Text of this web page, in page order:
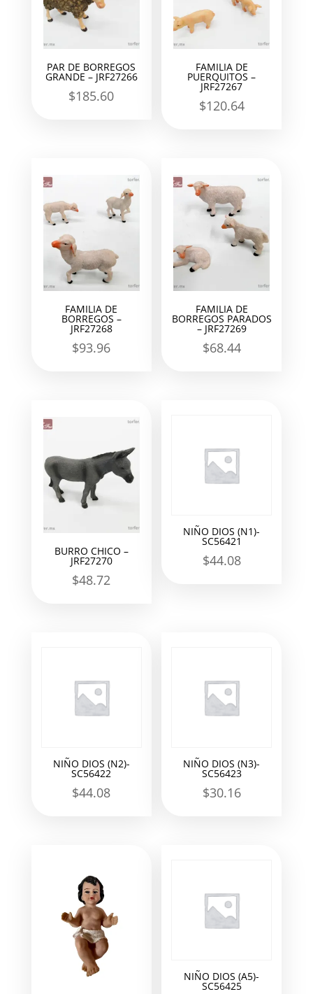
PAR DE BORREGOS
GRANDE – JRF27266
$185.60
FAMILIA DE
PUERQUITOS –
JRF27267
$120.64
FAMILIA DE
BORREGOS –
JRF27268
$93.96
FAMILIA DE
BORREGOS PARADOS
– JRF27269
$68.44
BURRO CHICO –
JRF27270
$48.72
NIÑO DIOS (N1)-
SC56421
$44.08
NIÑO DIOS (N2)-
SC56422
$44.08
NIÑO DIOS (N3)-
SC56423
$30.16
NIÑO DIOS (A5)-
SC56425